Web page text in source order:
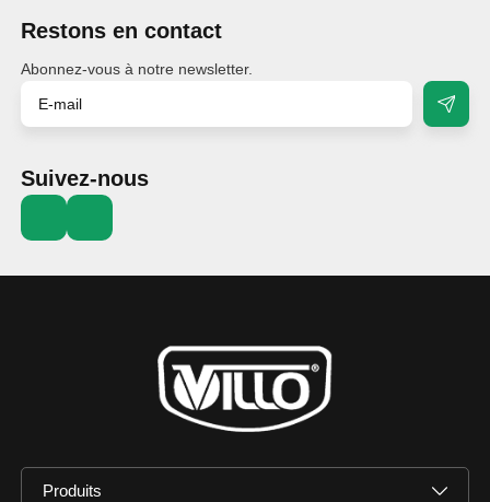
Restons en contact
Abonnez-vous à notre newsletter.
Suivez-nous
Produits